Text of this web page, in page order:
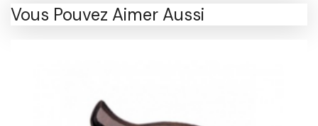
Vous Pouvez Aimer Aussi